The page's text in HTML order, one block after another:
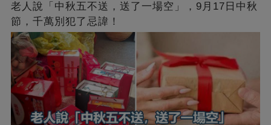
老人說「中秋五不送，送了一場空」，9月17日中秋
節，千萬別犯了忌諱！